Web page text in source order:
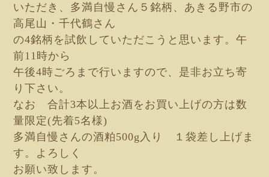
いただき、多満自慢さん５銘柄、あきる野市の
高尾山・千代鶴さん
の4銘柄を試飲していただこうと思います。午
前11時から
午後4時ごろまで行いますので、是非お立ち寄
り下さい。
なお 合計3本以上お酒をお買い上げの方は数
量限定(先着5名様)
多満自慢さんの酒粕500g入り １袋差し上げま
す。よろしく
お願い致します。